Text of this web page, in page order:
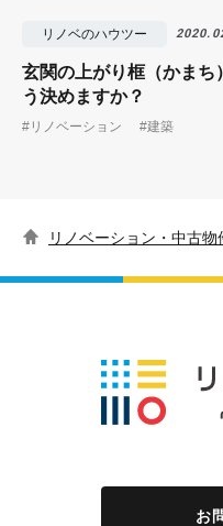
リノベのハウツー
玄関の上がり框（かまち
う決めますか？
#リノベーション #建築
リノベーション・中古
お